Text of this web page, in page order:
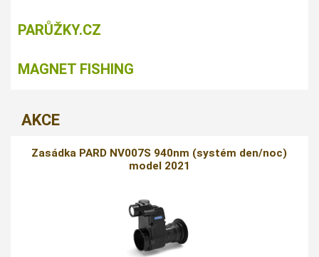
PARŮŽKY.CZ
MAGNET FISHING
AKCE
Zasádka PARD NV007S 940nm (systém den/noc)
model 2021